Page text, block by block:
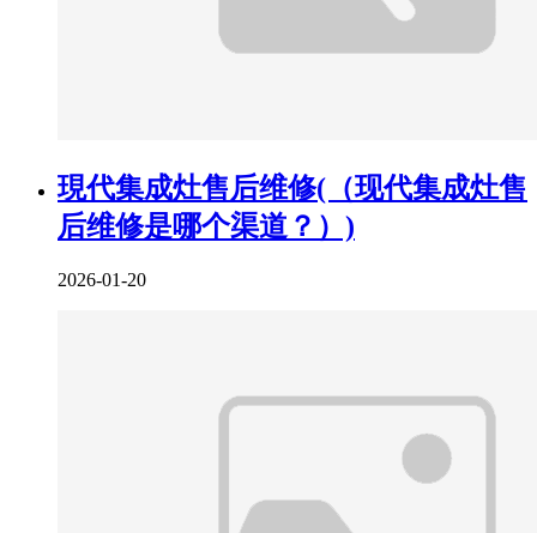
現代集成灶售后维修(（现代集成灶售
后维修是哪个渠道？）)
2026-01-20